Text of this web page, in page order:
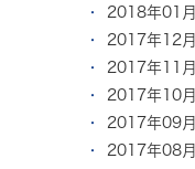
2018年01月
2017年12月
2017年11月
2017年10月
2017年09月
2017年08月